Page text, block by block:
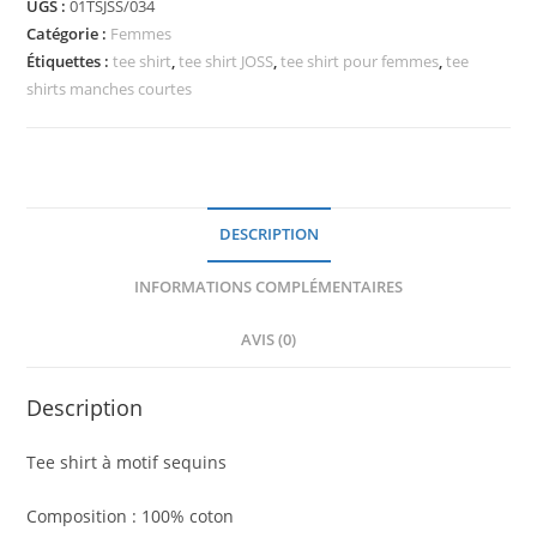
UGS :01TSJSS/034
Catégorie : Femmes
Étiquettes :tee shirt,tee shirt JOSS,tee shirt pour femmes,tee
shirts manches courtes
DESCRIPTION
INFORMATIONS COMPLÉMENTAIRES
AVIS (0)
Description
Tee shirt à motif sequins
Composition : 100% coton